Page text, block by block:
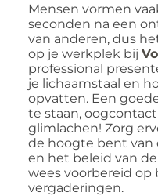
Mensen vormen
seconden na een
van anderen, dus
op je werkplek bij
professional
je lichaamstaal en
opvatten. Een
te staan,
glimlachen! Zorg
de hoogte bent van
en het beleid van
wees voorbereid op
vergaderingen.